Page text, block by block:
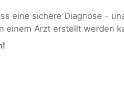
eine sichere Diagnose -
einem Arzt erstellt werden